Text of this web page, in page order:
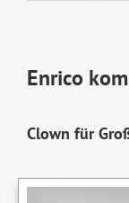
Enrico
Clown für